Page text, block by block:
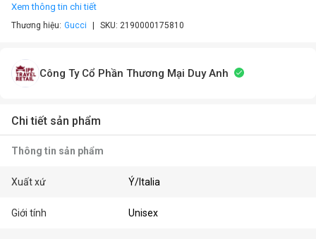
Xem thông tin chi tiết
Thương hiệu: Gucci SKU: 2190000175810
Công Ty Cổ Phần Thương Mại Duy Anh
Chi tiết sản phẩm
Thông tin sản phẩm
Xuất xứ Ý/Italia
Giới tính Unisex